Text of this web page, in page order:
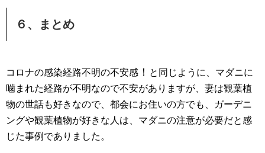
６、まとめ
コロナの感染経路不明の不安感 ！ と同じように、マダニに
噛まれた経路が不明なので不安がありますが、妻は観葉植
物の世話も好きなので、都会にお住いの方でも、ガーデニ
ングや観葉植物が好きな人は、マダニの注意が必要だと感
じた事例でありました。